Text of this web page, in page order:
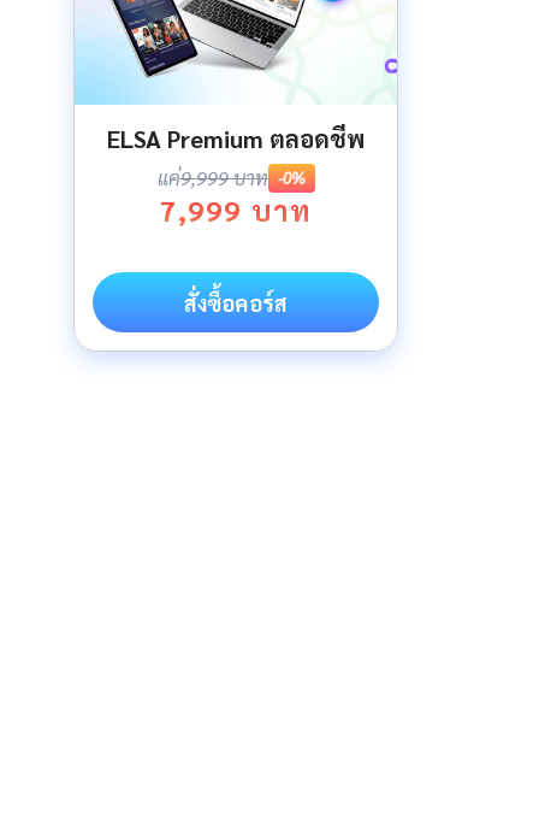
ELSA Premium ตลอดชีพ
แค่9,999 บาท -0%
7,999 บาท
สั่งซื้อคอร์ส